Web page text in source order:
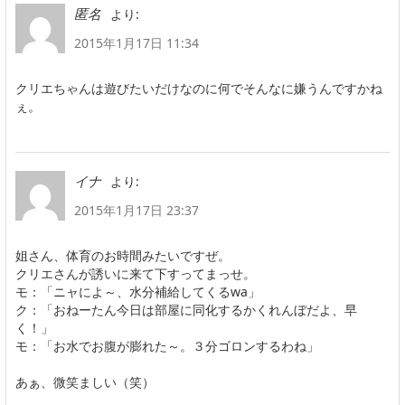
匿名
より:
2015年1月17日 11:34
クリエちゃんは遊びたいだけなのに何でそんなに嫌うんですかね
ぇ。
イナ
より:
2015年1月17日 23:37
姐さん、体育のお時間みたいですぜ。
クリエさんが誘いに来て下すってまっせ。
モ：「ニャによ～、水分補給してくるwa」
ク：「おねーたん今日は部屋に同化するかくれんぼだよ、早
く！」
モ：「お水でお腹が膨れた～。３分ゴロンするわね」
あぁ、微笑ましい（笑）